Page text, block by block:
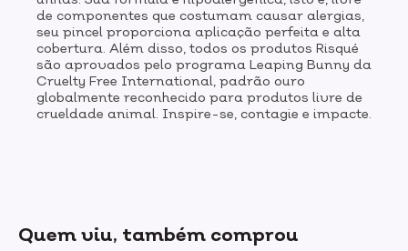
de componentes que costumam causar alergias,
seu pincel proporciona aplicação perfeita e alta
cobertura. Além disso, todos os produtos Risqué
são aprovados pelo programa Leaping Bunny da
Cruelty Free International, padrão ouro
globalmente reconhecido para produtos livre de
crueldade animal. Inspire-se, contagie e impacte.
Quem viu, também comprou